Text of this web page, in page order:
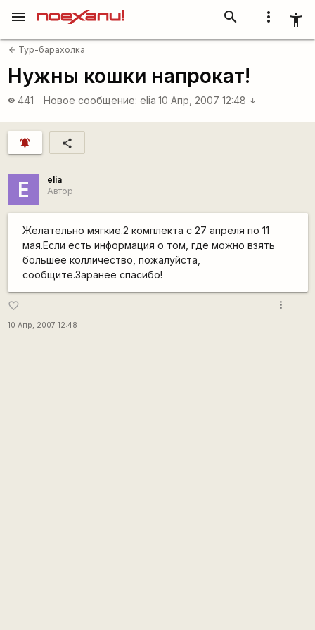
more_vert accessibility_new
search
menu
arrow_back Тур-барахолка
Нужны кошки напрокат!
visibility 441 Новое сообщение: elia 10 Апр, 2007 12:48 arrow_downward
notifications_active share
E
elia
Автор
Желательно мягкие.2 комплекта с 27 апреля по 11
мая.Если есть информация о том, где можно взять
большее колличество, пожалуйста,
сообщите.Заранее спасибо!
favorite_border
10 Апр, 2007 12:48
more_vert